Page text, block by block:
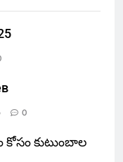
0
కోసం కుటుంబాల